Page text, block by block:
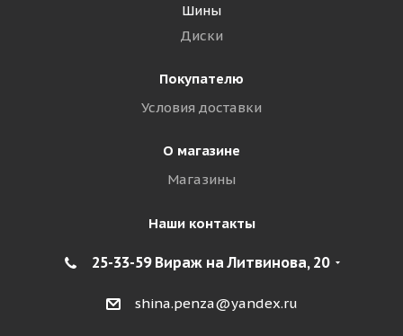
Шины
Диски
Покупателю
Условия доставки
О магазине
Магазины
Наши контакты
25-33-59 Вираж на Литвинова, 20
shina.penza@yandex.ru